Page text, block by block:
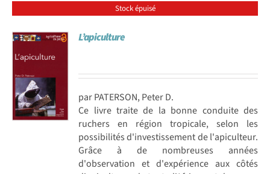
Stock épuisé
L’apiculture
par PATERSON, Peter D.
Ce livre traite de la bonne conduite des
ruchers en région tropicale, selon les
possibilités d'investissement de l'apiculteur.
Grâce à de nombreuses années
d'observation et d'expérience aux côtés